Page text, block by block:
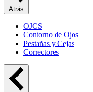
Atrás
OJOS
Contorno de Ojos
Pestañas y Cejas
Correctores